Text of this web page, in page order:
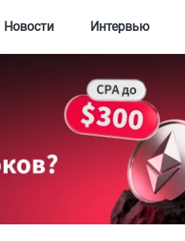
Новости Интервью